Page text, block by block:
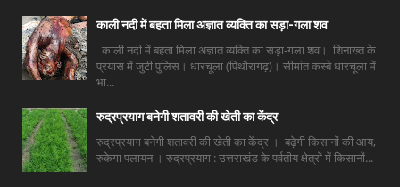
काली नदी में बहता मिला अज्ञात व्यक्ति का सड़ा-गला शव
काली नदी में बहता मिला अज्ञात व्यक्ति का सड़ा-गला शव। शिनाख्त के
प्रयास में जुटी पुलिस। धारचूला (पिथौरागढ़)। सीमांत कस्बे धारचूला में
भा...
रुद्रप्रयाग बनेगी शतावरी की खेती का केंद्र
रुद्रप्रयाग बनेगी शतावरी की खेती का केंद्र । बढ़ेगी किसानों की आय,
रुकेगा पलायन । रुद्रप्रयाग : उत्तराखंड के पर्वतीय क्षेत्रों में किसानों...